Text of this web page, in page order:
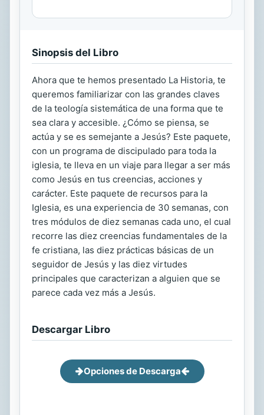
Sinopsis del Libro
Ahora que te hemos presentado La Historia, te
queremos familiarizar con las grandes claves
de la teología sistemática de una forma que te
sea clara y accesible. ¿Cómo se piensa, se
actúa y se es semejante a Jesús? Este paquete,
con un programa de discipulado para toda la
iglesia, te lleva en un viaje para llegar a ser más
como Jesús en tus creencias, acciones y
carácter. Este paquete de recursos para la
Iglesia, es una experiencia de 30 semanas, con
tres módulos de diez semanas cada uno, el cual
recorre las diez creencias fundamentales de la
fe cristiana, las diez prácticas básicas de un
seguidor de Jesús y las diez virtudes
principales que caracterizan a alguien que se
parece cada vez más a Jesús.
Descargar Libro
Opciones de Descarga